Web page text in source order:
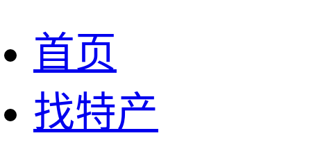
首页
找特产